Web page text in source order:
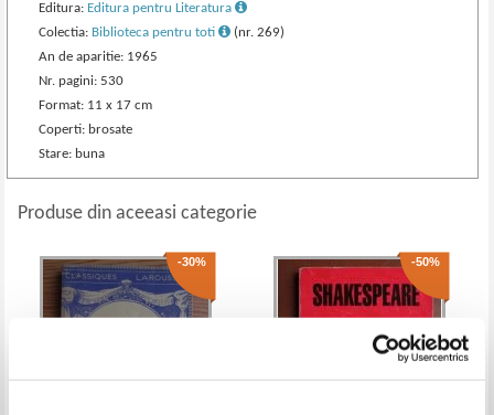
Editura: Editura pentru Literatura
Colectia: Biblioteca pentru toti
(nr. 269)
An de aparitie: 1965
Nr. pagini: 530
Format: 11 x 17 cm
Coperti: brosate
Stare: buna
Produse din aceeasi categorie
-30% -50%